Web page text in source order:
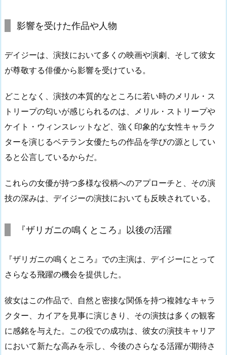
影響を受けた作品や人物
デイジーは、演技において多くの映画や演劇、そして彼女
が尊敬する俳優から影響を受けている。
どことなく、演技の本質的なところに若い時のメリル・ス
トリープの匂いが感じられるのは、メリル・ストリープや
ケイト・ウィンスレットなど、強く印象的な女性キャラク
ターを演じるベテラン女優たちの作品を学びの源としてい
ると公言しているからだ。
これらの女優が持つ多様な役柄へのアプローチと、その演
技の深みは、デイジーの演技においても反映されている。
『ザリガニの鳴くところ』以後の活躍
『ザリガニの鳴くところ』での主演は、デイジーにとって
さらなる飛躍の機会を提供した。
彼女はこの作品で、自然と密接な関係を持つ複雑なキャラ
クター、カイアを見事に演じきり、その演技は多くの観客
に感銘を与えた。この役での成功は、彼女の演技キャリア
において新たな高みを示し、今後のさらなる活躍が期待さ